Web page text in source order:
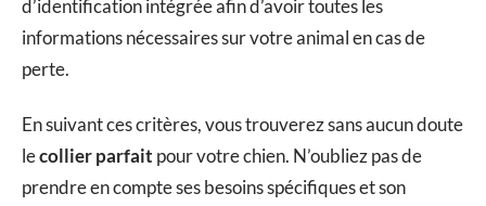
d’identification intégrée afin d’avoir toutes les
informations nécessaires sur votre animal en cas de
perte.
En suivant ces critères, vous trouverez sans aucun doute
lecollier parfait pour votre chien. N’oubliez pas de
prendre en compte ses besoins spécifiques et son